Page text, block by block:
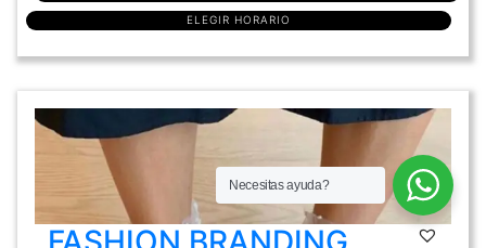
ELEGIR HORARIO
Necesitas ayuda?